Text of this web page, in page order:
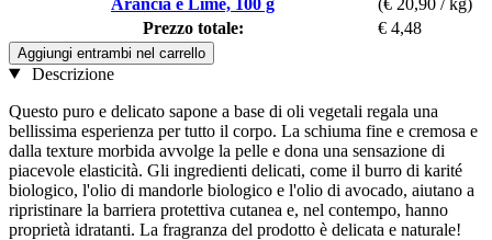
Prezzo totale:
€ 4,48
Aggiungi entrambi nel carrello
Descrizione
Questo puro e delicato sapone a base di oli vegetali regala una
bellissima esperienza per tutto il corpo. La schiuma fine e cremosa e
dalla texture morbida avvolge la pelle e dona una sensazione di
piacevole elasticità. Gli ingredienti delicati, come il burro di karité
biologico, l'olio di mandorle biologico e l'olio di avocado, aiutano a
ripristinare la barriera protettiva cutanea e, nel contempo, hanno
proprietà idratanti. La fragranza del prodotto è delicata e naturale!